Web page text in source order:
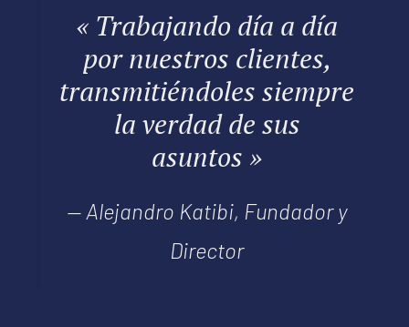
« Trabajando día a día
por nuestros clientes,
transmitiéndoles siempre
la verdad de sus
asuntos »
— Alejandro Katibi, Fundadory
Director